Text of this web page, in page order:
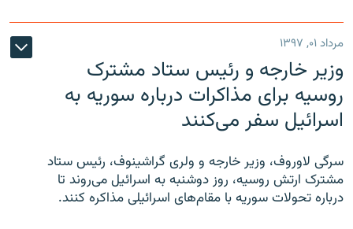
مرداد ۰۱, ۱۳۹۷
وزیر خارجه و رئیس‌ ستاد مشترک
روسیه برای مذاکرات درباره سوریه به
اسرائیل سفر می‌کنند
سرگی لاوروف، وزیر خارجه و ولری گراشینوف، رئیس ستاد
مشترک ارتش روسیه، روز دوشنبه به اسرائیل می‌روند تا
درباره تحولات سوریه با مقام‌های اسرائیلی مذاکره کنند.